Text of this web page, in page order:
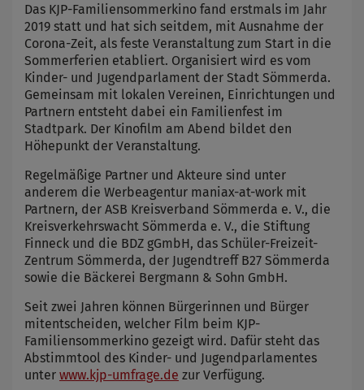
Das KJP-Familiensommerkino fand erstmals im Jahr
2019 statt und hat sich seitdem, mit Ausnahme der
Corona-Zeit, als feste Veranstaltung zum Start in die
Sommerferien etabliert. Organisiert wird es vom
Kinder- und Jugendparlament der Stadt Sömmerda.
Gemeinsam mit lokalen Vereinen, Einrichtungen und
Partnern entsteht dabei ein Familienfest im
Stadtpark. Der Kinofilm am Abend bildet den
Höhepunkt der Veranstaltung.
Regelmäßige Partner und Akteure sind unter
anderem die Werbeagentur maniax-at-work mit
Partnern, der ASB Kreisverband Sömmerda e. V., die
Kreisverkehrswacht Sömmerda e. V., die Stiftung
Finneck und die BDZ gGmbH, das Schüler-Freizeit-
Zentrum Sömmerda, der Jugendtreff B27 Sömmerda
sowie die Bäckerei Bergmann & Sohn GmbH.
Seit zwei Jahren können Bürgerinnen und Bürger
mitentscheiden, welcher Film beim KJP-
Familiensommerkino gezeigt wird. Dafür steht das
Abstimmtool des Kinder- und Jugendparlamentes
unter www.kjp-umfrage.de zur Verfügung.